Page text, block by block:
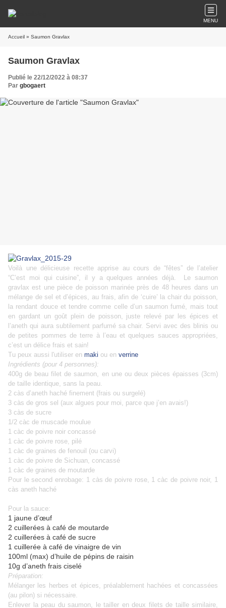
MENU
Accueil » Saumon Gravlax
Saumon Gravlax
Publié le 22/12/2022 à 08:37
Par gbogaert
Voilà une délicieuse recette apprise au cours de “fêtes” de l’atelier
“C’est moi qui cuisine”, il y a quelques années déjà. Le saumon
gravlax est une pièce de poisson marinée près de 48 heures dans un
mélange de sel et d’épices, au frais, afin de ‘cuire’ la chair du poisson,
la rendant douce et tendre comme celle d’un saumon fumé, mais tout
en gardant un goût plein de poisson, juste relevé par les épices et
l’aneth qui aura subtilement parfumé sa chair. Servi avec des blinis ou
de petites pommes de terre à l’eau et quelques sauces appropriées,
c’est un délice frais et sain!
Tu peux aussi l'utiliser en maki ou en verrine
Ingrédients (pour 4 personnes):
400g de beau filet de saumon, en une ou deux pièces épaisses (3cm)
de taille identique, sans la peau.
2 càs d’aneth haché finement (frais ou surgelé)
3 càs de gros sel (aux algues pour moi, parce que j’en avais!)
3 càs de sucre
1/2 càc de muscade moulue
1 càc de poivre noir concassé
1 càc de poivre rose, pilé
1 càc de graines de fenouil (ou carvi)
1 càc de poivre de Sichuan, concassé
1 càc de graines de moutarde
Pour le second enrobage: 1 càs de poivre rose, 1 càc de poivre noir, 1
càs aneth haché
Pour la sauce:
1 jaune d’œuf
2 cuillerées à café de moutarde
2 cuillerées à café de sucre
1 cuillerée à café de vinaigre de vin
100ml (max) d’huile de pépins de raisin
10g d’aneth frais ciselé
Préparation:
Mélanger les herbes et épices, préalablement hachées et concassées
(au pilon) si nécessaire.
Enlever la peau du saumon, le tailler en deux filets de taille similaire,